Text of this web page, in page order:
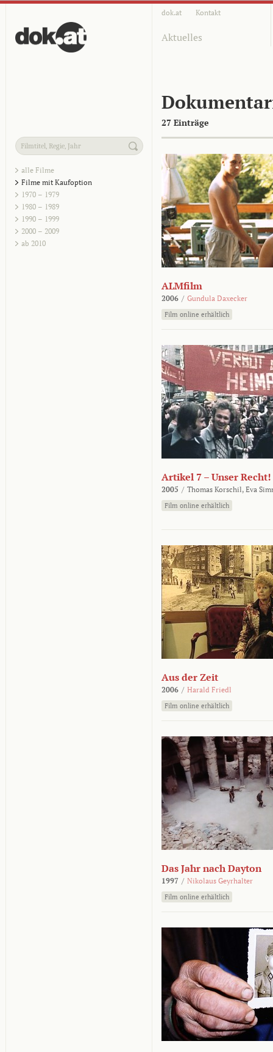
dok.at Kontakt
Aktuelles
27 Einträge
alle Filme
Filme mit Kaufoption
1970 – 1979
1980 – 1989
1990 – 1999
2000 – 2009
ab 2010
ALMfilm
2006 / Gundula Daxecker
Film online erhältlich
Artikel 7 – Unser Recht!
2005 / Thomas Korschil, Eva
Film online erhältlich
Aus der Zeit
2006 / Harald Friedl
Film online erhältlich
Das Jahr nach Dayton
1997 / Nikolaus Geyrhalter
Film online erhältlich